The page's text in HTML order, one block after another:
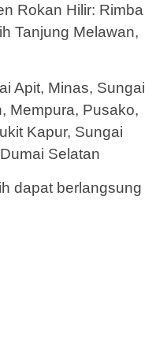
Rokan Hilir: Rimba
Tanjung Melawan,
Apit, Minas, Sungai
Mempura, Pusako,
Kapur, Sungai
Selatan
dapat berlangsung